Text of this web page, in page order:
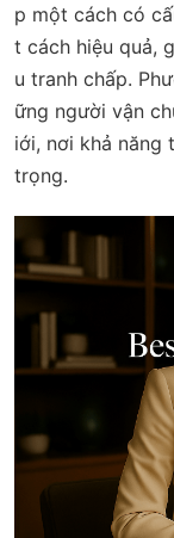
p một cách có
t cách hiệu quả,
u tranh chấp.
ững người vận
iới, nơi khả năng
trọng.